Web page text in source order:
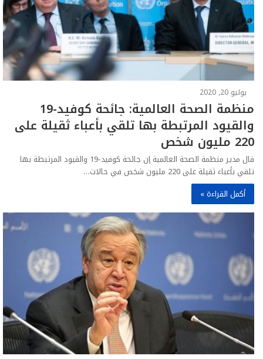
يوليو 20, 2020
منظمة الصحة العالمية: جائحة كوفيد-19
والقيود المرتبطة بها تلقي بأعباء ثقيلة على
220 مليون شخص
قال مدير منظمة الصحة العالمية إن جائحة كوفيد-19 والقيود المرتبطة بها
تلقي بأعباء ثقيلة على 220 مليون شخص في حالات…
أكمل القراءة »